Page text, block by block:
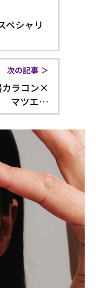
ペシャリ
次の記事
カラコン×
マツエ…